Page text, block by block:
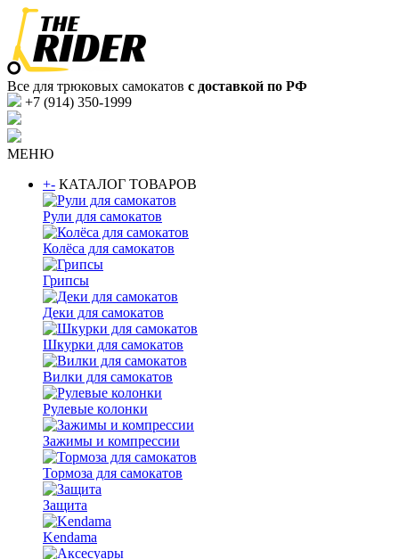
Все для трюковых самокатов с доставкой по РФ
+7 (914) 350-1999
МЕНЮ
+- КАТАЛОГ ТОВАРОВ
Рули для самокатов
Колёса для самокатов
Грипсы
Деки для самокатов
Шкурки для самокатов
Вилки для самокатов
Рулевые колонки
Зажимы и компрессии
Тормоза для самокатов
Защита
Kendama